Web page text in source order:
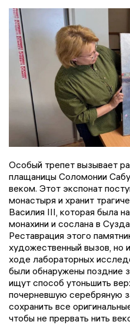
Особый трепет вызывает
плащаницы Соломонии
веком. Этот экспонат
монастыря и хранит
Василия III, которая была
монахини и сослана в
Реставрация этого
художественный вызов, но
ходе лабораторных
были обнаружены поздние
ищут способ утоньшить
почерневшую серебряную
сохранить все
чтобы не прервать нить